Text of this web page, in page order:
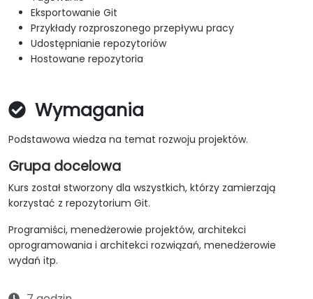
Eksportowanie Git
Przykłady rozproszonego przepływu pracy
Udostępnianie repozytoriów
Hostowane repozytoria
Wymagania
Podstawowa wiedza na temat rozwoju projektów.
Grupa docelowa
Kurs został stworzony dla wszystkich, którzy zamierzają
korzystać z repozytorium Git.
Programiści, menedżerowie projektów, architekci
oprogramowania i architekci rozwiązań, menedżerowie
wydań itp.